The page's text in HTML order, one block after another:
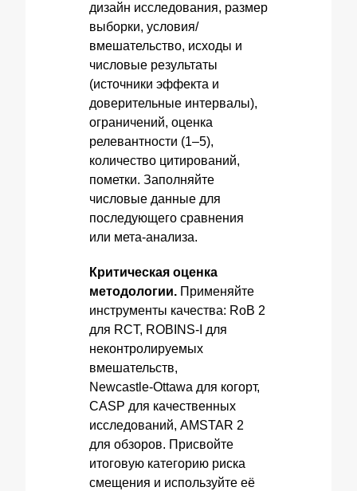
дизайн исследования, размер
выборки, условия/
вмешательство, исходы и
числовые результаты
(источники эффекта и
доверительные интервалы),
ограничений, оценка
релевантности (1–5),
количество цитирований,
пометки. Заполняйте
числовые данные для
последующего сравнения
или мета‑анализа.
Критическая оценка
методологии. Применяйте
инструменты качества: RoB 2
для RCT, ROBINS‑I для
неконтролируемых
вмешательств,
Newcastle‑Ottawa для когорт,
CASP для качественных
исследований, AMSTAR 2
для обзоров. Присвойте
итоговую категорию риска
смещения и используйте её